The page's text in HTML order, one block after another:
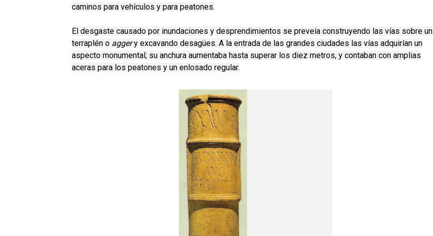
caminos para vehículos y para peatones.
El desgaste causado por inundaciones y desprendimientos se preveía construyendo las vías sobre un
terraplén o aggery excavando desagües. A la entrada de las grandes ciudades las vías adquirían un
aspecto monumental; su anchura aumentaba hasta superar los diez metros, y contaban con amplias
aceras para los peatones y un enlosado regular.